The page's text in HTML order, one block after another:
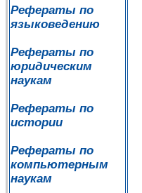
Рефераты по
языковедению
Рефераты по
юридическим
наукам
Рефераты по
истории
Рефераты по
компьютерным
наукам